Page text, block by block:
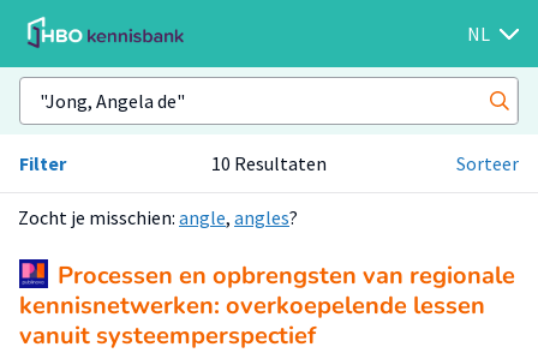
NL
Filter 10 Resultaten Sorteer
Zocht je misschien: angle, angles?
Processen en opbrengsten van regionale
kennisnetwerken: overkoepelende lessen
vanuit systeemperspectief